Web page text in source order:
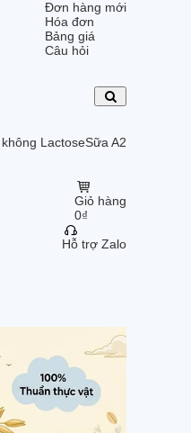
Đơn hàng mới
Hóa đơn
Bảng giá
Câu hỏi
LactoseSữa A2
Giỏ hàng
0₫
Hỗ trợ Zalo